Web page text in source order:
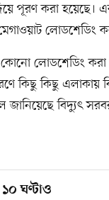
পূরণ করা
লোডশেডিং
কোনো লোডশেডিং
কিছু কিছু এলাকায়
বিদ্যুৎ
ঘণ্টাও